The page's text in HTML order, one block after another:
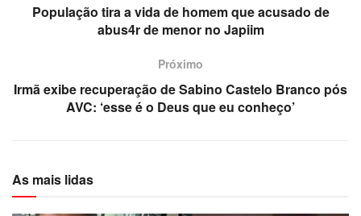
População tira a vida de homem que acusado de
abus4r de menor no Japiim
Próximo
Irmã exibe recuperação de Sabino Castelo Branco pós
AVC: ‘esse é o Deus que eu conheço’
As mais lidas